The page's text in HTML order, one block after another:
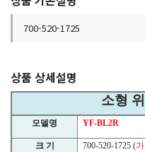
700-520-1725
상품 상세설명
소형
모델명 YF-BL2R
크 기 700-520-1725 (